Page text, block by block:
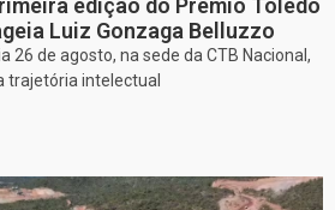
edição do Prêmio Toledo
Luiz Gonzaga Belluzzo
26 de agosto, na sede da CTB Nacional,
trajetória intelectual